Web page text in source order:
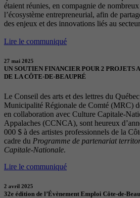
étaient réunies, en compagnie de
l’écosystème entrepreneurial, afin de
des enjeux et des innovations liés au
Lire le communiqué
27 mai 2025
UN SOUTIEN FINANCIER POUR 2 PROJETS
DE LA CÔTE-DE-BEAUPRÉ
Le Conseil des arts et des lettres du
Municipalité Régionale de Comté (MRC)
en collaboration avec Culture Capitale-
Appalaches (CCNCA), sont heureux
000 $ à des artistes professionnels de la
cadre du Programme de partenariat
Capitale-Nationale.
Lire le communiqué
2 avril 2025
32e édition de l’Évènement Emploi Côte-de-